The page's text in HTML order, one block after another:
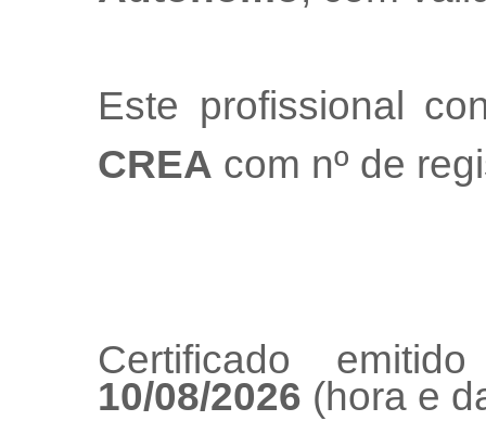
Este profissional
CREA com nº de
Certificado
10/08/2026 (hora e